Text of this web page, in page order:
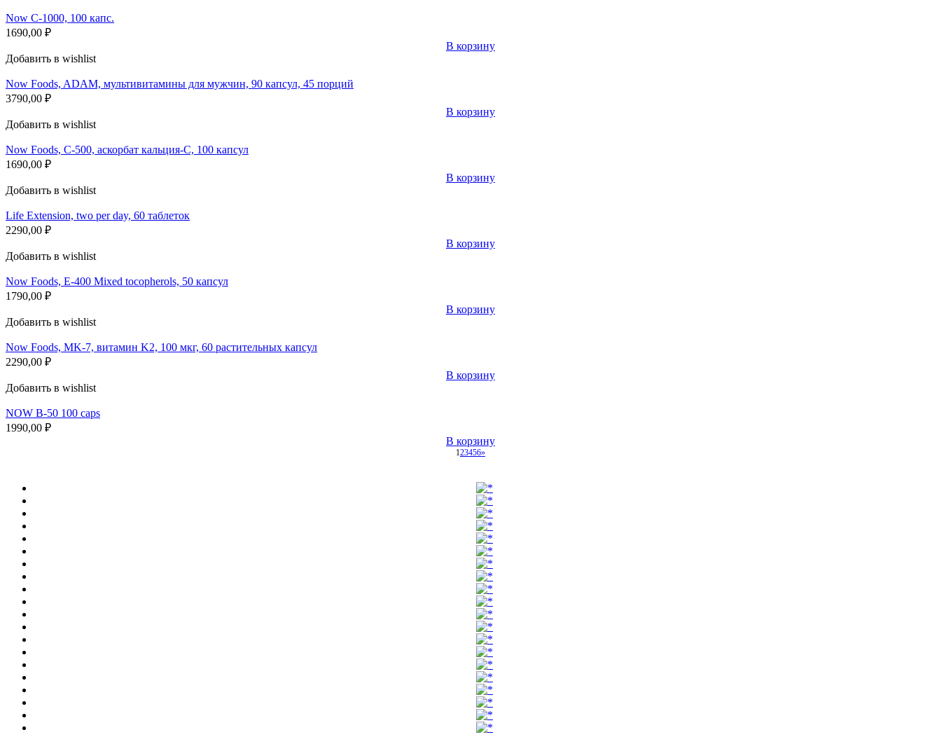
Now C-1000, 100 капс.
1690,00 ₽
В корзину
Добавить в wishlist
Now Foods, ADAM, мультивитамины для мужчин, 90 капсул, 45 порций
3790,00 ₽
В корзину
Добавить в wishlist
Now Foods, C-500, аскорбат кальция-C, 100 капсул
1690,00 ₽
В корзину
Добавить в wishlist
Life Extension, two per day, 60 таблеток
2290,00 ₽
В корзину
Добавить в wishlist
Now Foods, E-400 Mixed tocopherols, 50 капсул
1790,00 ₽
В корзину
Добавить в wishlist
Now Foods, MK-7, витамин K2, 100 мкг, 60 растительных капсул
2290,00 ₽
В корзину
Добавить в wishlist
NOW B-50 100 caps
1990,00 ₽
В корзину
123456»